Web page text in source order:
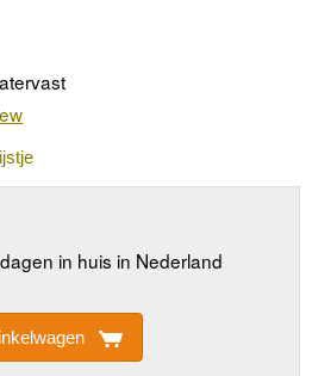
in huis in Nederland